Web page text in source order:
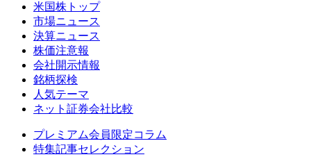
米国株トップ
市場ニュース
決算ニュース
株価注意報
会社開示情報
銘柄探検
人気テーマ
ネット証券会社比較
プレミアム会員限定コラム
特集記事セレクション